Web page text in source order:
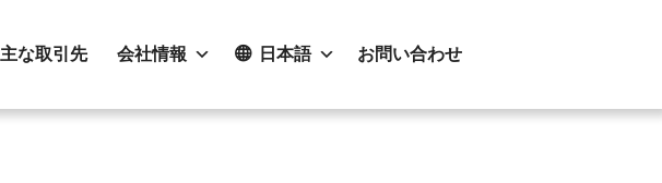
主な取引先 会社情報 日本語 お問い合わせ